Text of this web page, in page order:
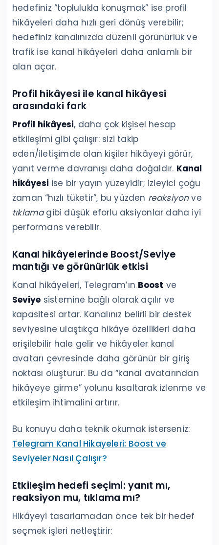
hedefiniz “toplulukla konuşmak” ise profil
hikâyeleri daha hızlı geri dönüş verebilir;
hedefiniz kanalınızda düzenli görünürlük ve
trafik ise kanal hikâyeleri daha anlamlı bir
alan açar.
Profil hikâyesi ile kanal hikâyesi
arasındaki fark
Profil hikâyesi, daha çok kişisel hesap
etkileşimi gibi çalışır: sizi takip
eden/iletişimde olan kişiler hikâyeyi görür,
yanıt verme davranışı daha doğaldır. Kanal
hikâyesi ise bir yayın yüzeyidir; izleyici çoğu
zaman “hızlı tüketir”, bu yüzden reaksiyonve
tıklamagibi düşük eforlu aksiyonlar daha iyi
performans verebilir.
Kanal hikâyelerinde Boost/Seviye
mantığı ve görünürlük etkisi
Kanal hikâyeleri, Telegram’ın Boost ve
Seviye sistemine bağlı olarak açılır ve
kapasitesi artar. Kanalınız belirli bir destek
seviyesine ulaştıkça hikâye özellikleri daha
erişilebilir hale gelir ve hikâyeler kanal
avatarı çevresinde daha görünür bir giriş
noktası oluşturur. Bu da “kanal avatarından
hikâyeye girme” yolunu kısaltarak izlenme ve
etkileşim ihtimalini artırır.
Bu konuyu daha teknik okumak isterseniz:
Telegram Kanal Hikayeleri: Boost ve
Seviyeler Nasıl Çalışır?
Etkileşim hedefi seçimi: yanıt mı,
reaksiyon mu, tıklama mı?
Hikâyeyi tasarlamadan önce tek bir hedef
seçmek işleri netleştirir: